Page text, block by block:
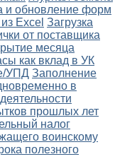
и обновление форм
Excel Загрузка
от поставщика
месяца
как вклад в УК
УПД Заполнение
в
прошлых лет
налог
воинскому
полезного